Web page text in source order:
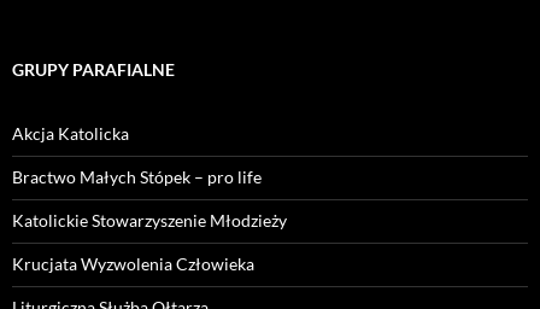
GRUPY PARAFIALNE
Akcja Katolicka
Bractwo Małych Stópek – pro life
Katolickie Stowarzyszenie Młodzieży
Krucjata Wyzwolenia Człowieka